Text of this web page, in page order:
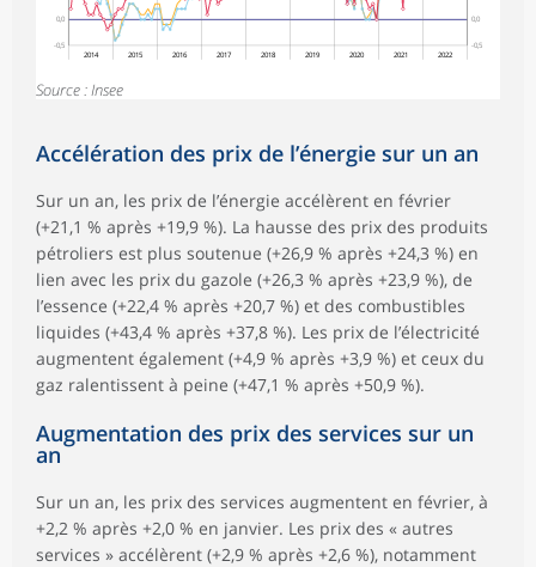
0,0
-0,5 -0,5
0,0
2014 2015 2016 2017 2018 2019 2020 2021 2022
Source : Insee
Accélération des prix de l’énergie sur un an
Sur un an, les prix de l’énergie accélèrent en février
(+21,1 % après +19,9 %). La hausse des prix des produits
pétroliers est plus soutenue (+26,9 % après +24,3 %) en
lien avec les prix du gazole (+26,3 % après +23,9 %), de
l’essence (+22,4 % après +20,7 %) et des combustibles
liquides (+43,4 % après +37,8 %). Les prix de l’électricité
augmentent également (+4,9 % après +3,9 %) et ceux du
gaz ralentissent à peine (+47,1 % après +50,9 %).
Augmentation des prix des services sur un
an
Sur un an, les prix des services augmentent en février, à
+2,2 % après +2,0 % en janvier. Les prix des « autres
services » accélèrent (+2,9 % après +2,6 %), notamment